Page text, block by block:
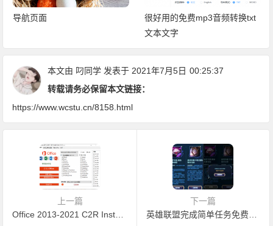
导航页面
很好用的免费mp3音频转换txt
文本文字
本文由 叼同学 发表于 2021年7月5日 00:25:37
转载请务必保留本文链接：
https://www.wcstu.cn/8158.html
上一篇
下一篇